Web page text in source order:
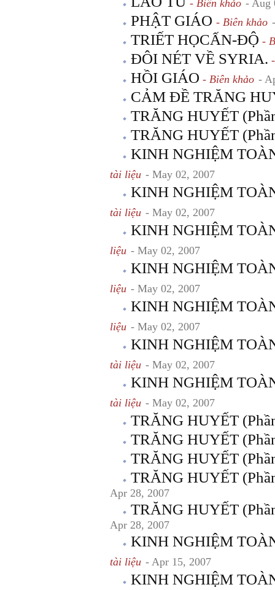
- Biên khảo - Aug
PHẬT GIÁO - Biên khảo
TRIẾT HỌCẤN-ĐỘ -
ĐÔI NÉT VỀ SYRIA.
HỒI GIÁO - Biên khảo -
CẢM ĐỀ TRĂNG
TRĂNG HUYẾT
TRĂNG HUYẾT
KINH NGHIỆM
tài liệu - May 02, 2007
KINH NGHIỆM
tài liệu - May 02, 2007
KINH NGHIỆM
liệu - May 02, 2007
KINH NGHIỆM
liệu - May 02, 2007
KINH NGHIỆM
liệu - May 02, 2007
KINH NGHIỆM
tài liệu - May 02, 2007
KINH NGHIỆM
tài liệu - May 02, 2007
TRĂNG HUYẾT
TRĂNG HUYẾT
TRĂNG HUYẾT
TRĂNG HUYẾT
Apr 28, 2007
TRĂNG HUYẾT
Apr 28, 2007
KINH NGHIỆM
tài liệu - Apr 15, 2007
KINH NGHIỆM